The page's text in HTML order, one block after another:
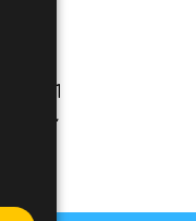
11
ITALY